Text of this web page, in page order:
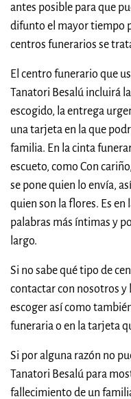
antes posible para que
difunto el mayor tiempo
centros funerarios se
El centro funerario que
Tanatori Besalú incluirá
escogido, la entrega
una tarjeta en la que
familia. En la cinta
escueto, como Con
se pone quien lo envía,
quien son la flores. Es en
palabras más íntimas y
largo.
Si no sabe qué tipo de
contactar con nosotros y
escoger así como
funeraria o en la tarjeta
Si por alguna razón no
Tanatori Besalú para
fallecimiento de un